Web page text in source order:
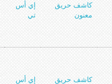
كاشف حريق
معنون
إي أس
تي
كاشف حريق
إي أس